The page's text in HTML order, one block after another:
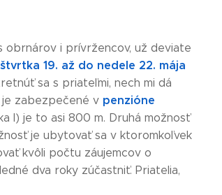
obrnárov i prívržencov, už deviate
19. až do nedele 22. mája
sa s priateľmi, nech mi dá
zabezpečené v penzióne
I) je to asi 800 m. Druhá možnosť
je ubytovať sa v ktoromkoľvek
kvôli počtu záujemcov o
dva roky zúčastniť. Priatelia,